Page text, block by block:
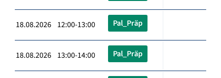
18.08.2026 12:00-13:00 Pal_Präp
18.08.2026 13:00-14:00 Pal_Präp